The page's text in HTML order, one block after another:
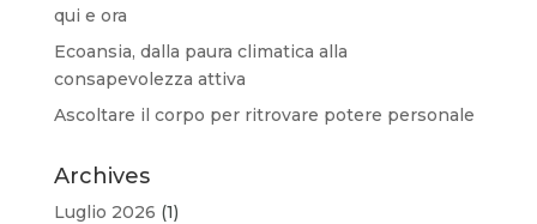
qui e ora
Ecoansia, dalla paura climatica alla
consapevolezza attiva
Ascoltare il corpo per ritrovare potere personale
Archives
Luglio 2026 (1)